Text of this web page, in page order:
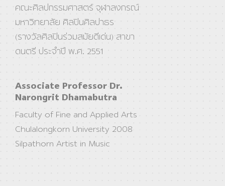
คณะศิลปกรรมศาสตร์ จุฬาลงกรณ์
มหาวิทยาลัย ศิลปินศิลปาธร
(รางวัลศิลปินร่วมสมัยดีเด่น) สาขา
ดนตรี ประจําปี พ.ศ. 2551
Associate Professor Dr.
Narongrit Dhamabutra
Faculty of Fine and Applied Arts
Chulalongkorn University 2008
Silpathorn Artist in Music